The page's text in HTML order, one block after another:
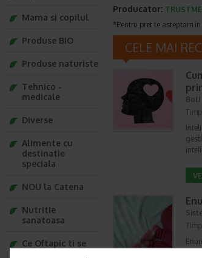
Producator:
*Pentru pret te asteptam
CELE MAI
Boli
Mama si copilul
Produse BIO
Produse naturiste
Tehnico -
medicale
Diverse
Alimente cu
destinatie
speciala
NOU la Catena
Nutritie
sanatoasa
Ce Oftapic ti se